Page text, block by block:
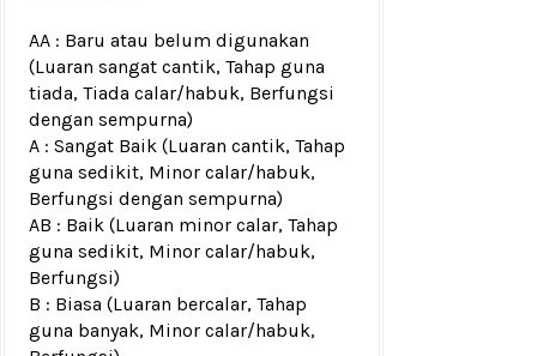
AA : Baru atau belum digunakan
(Luaran sangat cantik, Tahap guna
tiada, Tiada calar/habuk, Berfungsi
dengan sempurna)
A : Sangat Baik (Luaran cantik, Tahap
guna sedikit, Minor calar/habuk,
Berfungsi dengan sempurna)
AB : Baik (Luaran minor calar, Tahap
guna sedikit, Minor calar/habuk,
Berfungsi)
B : Biasa (Luaran bercalar, Tahap
guna banyak, Minor calar/habuk,